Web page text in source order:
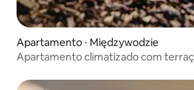
Apartamento ⋅ Międzywodzie
Apartamento climatizado com